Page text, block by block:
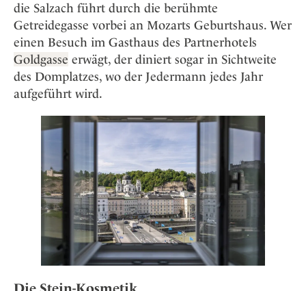
die Salzach führt durch die berühmte
Getreidegasse vorbei an Mozarts Geburtshaus. Wer
einen Besuch im Gasthaus des Partnerhotels
Goldgasse erwägt, der diniert sogar in Sichtweite
des Domplatzes, wo der Jedermann jedes Jahr
aufgeführt wird.